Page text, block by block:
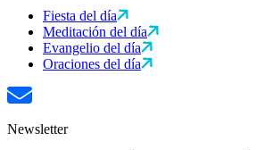
Fiesta del día
Meditación del día
Evangelio del día
Oraciones del día
Newsletter